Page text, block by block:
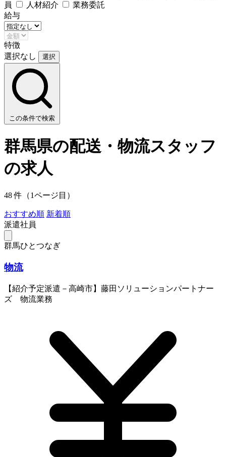
員
人材紹介
業務委託
給与
特徴
選択なし
選択
この条件で検索
群馬県の配送・物流スタッフ
の求人
48 件（1ページ目）
おすすめ順 新着順
派遣社員
群馬ひとつなぎ
物流
【紹介予定派遣－高崎市】藤田ソリューションパートナー
ズ 物流業務